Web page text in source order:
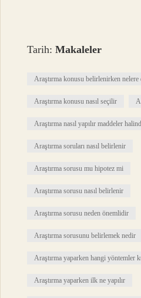
Tarih:Makaleler
Araştırma konusu belirlenirken
Araştırma konusu nasıl seçilir
Araştırma nasıl yapılır maddeler
Araştırma soruları nasıl belirlenir
Araştırma sorusu mu hipotez mi
Araştırma sorusu nasıl belirlenir
Araştırma sorusu neden önemlidir
Araştırma sorusunu belirlemek nedir
Araştırma yaparken hangi yöntemler
Araştırma yaparken ilk ne yapılır